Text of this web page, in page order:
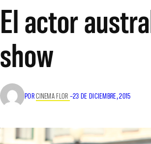
El actor
show
PORCINEMA FLOR –23 DE DICIEMBRE, 2015